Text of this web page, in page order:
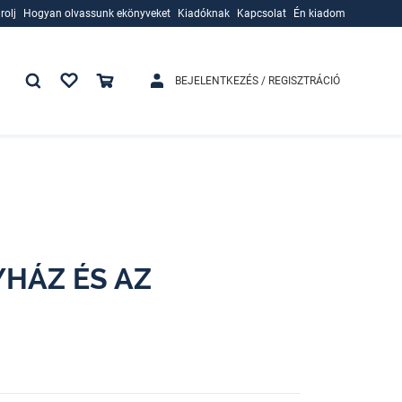
Hogyan olvassunk ekönyveket
Kiadóknak
Kapcsolat Én kiadom
BEJELENTKEZÉS / REGISZTRÁCIÓ
ÉS AZ